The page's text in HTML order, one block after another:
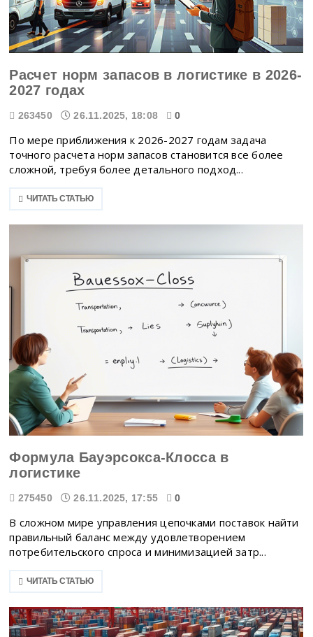
Расчет норм запасов в логистике в 2026-
2027 годах
263450 26.11.2025, 18:08 0
По мере приближения к 2026-2027 годам задача
точного расчета норм запасов становится все более
сложной, требуя более детального подход...
ЧИТАТЬ СТАТЬЮ
Формула Бауэрсокса-Клосса в
логистике
275450 26.11.2025, 17:55 0
В сложном мире управления цепочками поставок найти
правильный баланс между удовлетворением
потребительского спроса и минимизацией затр...
ЧИТАТЬ СТАТЬЮ